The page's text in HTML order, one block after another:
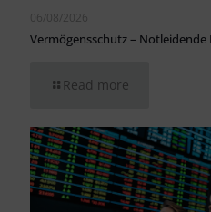
06/08/2026
Vermögensschutz – Notleidende
Read more